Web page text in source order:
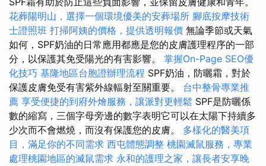
花葬陽明山，選擇一個環境優美的安葬場所 腳底按摩技術
士證照班 打掃阿姨的價格，提供透明報價 無論季節或天氣
如何，SPF奶油的日常應用都應是您的皮膚護理程序的一部
分，以保護其免受陽光的有害影響。 掌握On-Page SEO優
化技巧 基隆地區台胞證辦理流程 SPF奶油，防曬霜，對於
保護皮膚免受有害紫外線輻射至關重要。 台中整骨專業推
薦 享受便捷的到府外燴服務，讓派對更輕鬆 SPF是防曬係
數的縮寫，三個字母旁邊的數字表明它可以在太陽下持續多
少次而不會燃燒，而沒有保護您的皮膚。 多樣化的醫美項
目，滿足你的不同需求 西屯體態調整 桃園滅鼠服務，專業
處理桃園地區的滅鼠需求 永和的護理之家，讓長者安享晚